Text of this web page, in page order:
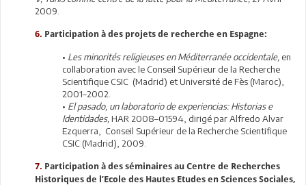
2009.
6. Participation à des projets de recherche en Espagne:
• Les minorités religieuses en Méditerranée occidentale, en
collaboration avec le Conseil Supérieur de la Recherche
Scientifique CSIC (Madrid) et Université de Fès (Maroc),
2001–2002.
• El pasado, un laboratorio de experiencias: Historias e
Identidades, HAR 2008–01594, dirigé par Alfredo Alvar
Ezquerra, Conseil Supérieur de la Recherche Scientifique
CSIC (Madrid), 2009.
7. Participation à des séminaires au Centre de Recherches
Historiques de l’Ecole des Hautes Etudes en Sciences Sociales,